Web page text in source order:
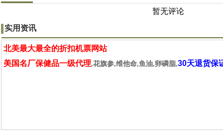
暂无评论
实用资讯
北美最大最全的折扣机票网站
美国名厂保健品一级代理,花旗参,维他命,鱼油,卵磷脂,30天退货保